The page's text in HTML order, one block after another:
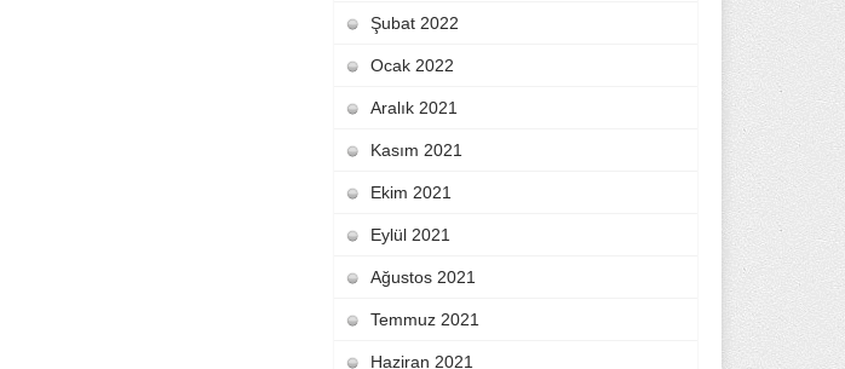
Şubat 2022
Ocak 2022
Aralık 2021
Kasım 2021
Ekim 2021
Eylül 2021
Ağustos 2021
Temmuz 2021
Haziran 2021